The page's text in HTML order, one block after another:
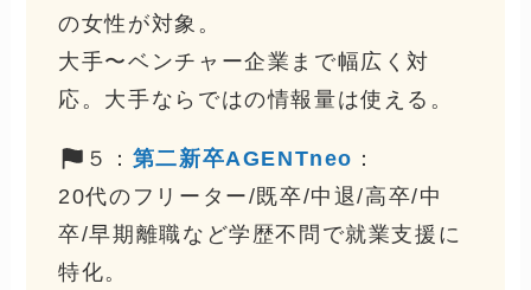
の女性が対象。
大手〜ベンチャー企業まで幅広く対
応。大手ならではの情報量は使える。
５： 第二新卒AGENTneo ：
20代のフリーター/既卒/中退/高卒/中
卒/早期離職など学歴不問で就業支援に
特化。